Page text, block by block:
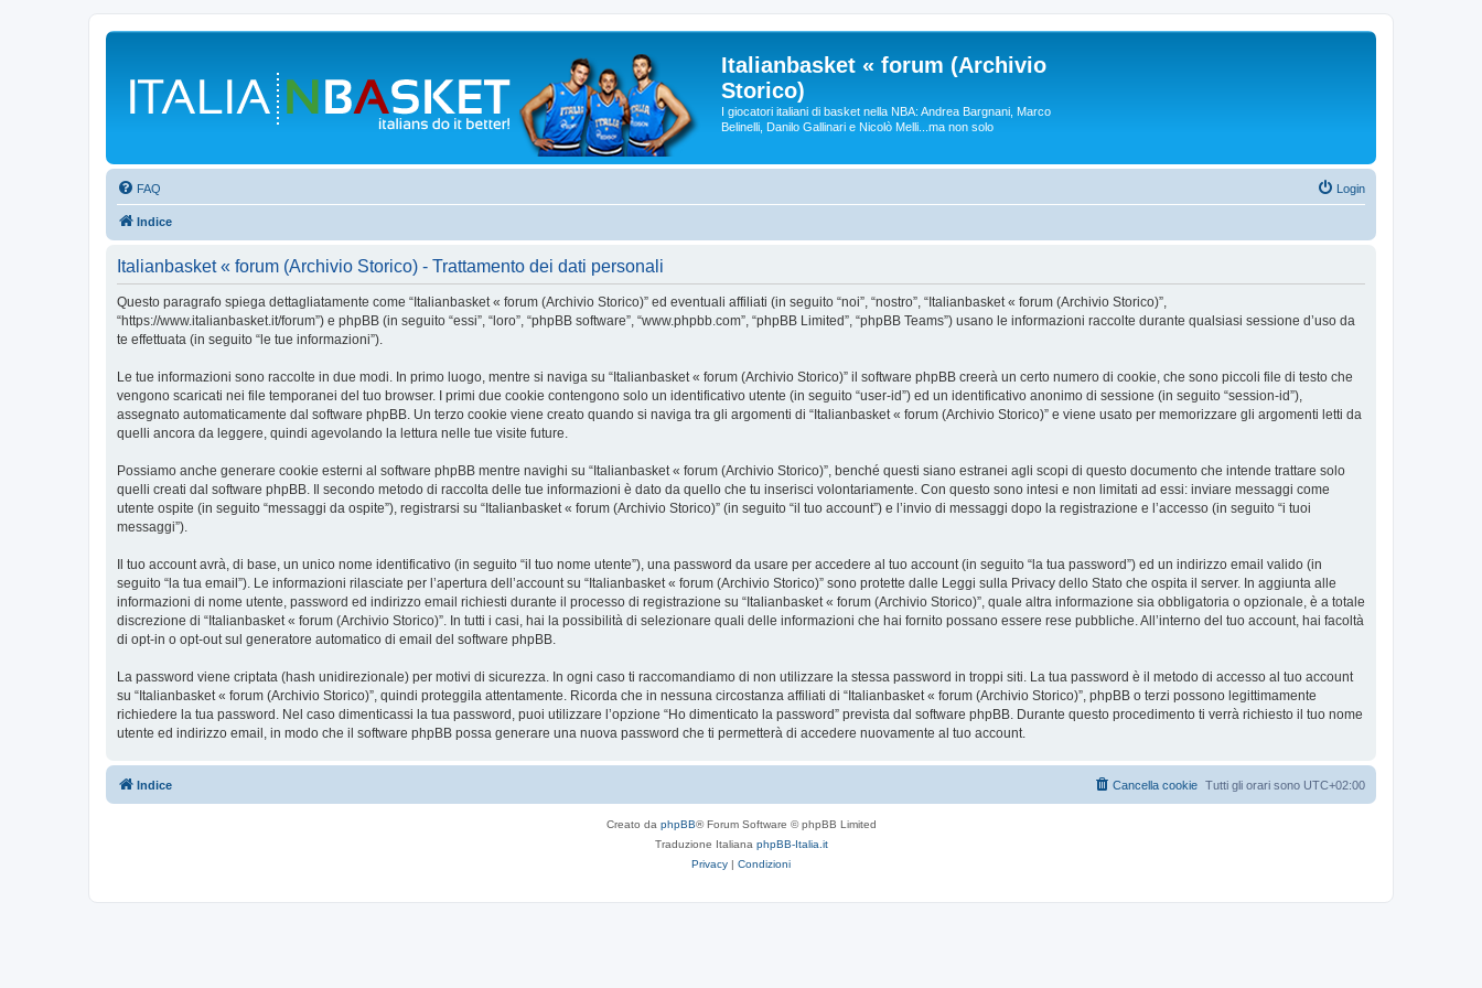
Italianbasket « forum (Archivio
Storico)
I giocatori italiani di basket nella NBA: Andrea Bargnani, Marco
Belinelli, Danilo Gallinari e Nicolò Melli...ma non solo
FAQ Login
Indice
Italianbasket « forum (Archivio Storico) - Trattamento dei dati personali
Questo paragrafo spiega dettagliatamente come “Italianbasket « forum (Archivio Storico)” ed eventuali affiliati (in seguito “noi”, “nostro”, “Italianbasket « forum (Archivio Storico)”,
“https://www.italianbasket.it/forum”) e phpBB (in seguito “essi”, “loro”, “phpBB software”, “www.phpbb.com”, “phpBB Limited”, “phpBB Teams”) usano le informazioni raccolte durante qualsiasi sessione d’uso da
te effettuata (in seguito “le tue informazioni”).
Le tue informazioni sono raccolte in due modi. In primo luogo, mentre si naviga su “Italianbasket « forum (Archivio Storico)” il software phpBB creerà un certo numero di cookie, che sono piccoli file di testo che
vengono scaricati nei file temporanei del tuo browser. I primi due cookie contengono solo un identificativo utente (in seguito “user-id”) ed un identificativo anonimo di sessione (in seguito “session-id”),
assegnato automaticamente dal software phpBB. Un terzo cookie viene creato quando si naviga tra gli argomenti di “Italianbasket « forum (Archivio Storico)” e viene usato per memorizzare gli argomenti letti da
quelli ancora da leggere, quindi agevolando la lettura nelle tue visite future.
Possiamo anche generare cookie esterni al software phpBB mentre navighi su “Italianbasket « forum (Archivio Storico)”, benché questi siano estranei agli scopi di questo documento che intende trattare solo
quelli creati dal software phpBB. Il secondo metodo di raccolta delle tue informazioni è dato da quello che tu inserisci volontariamente. Con questo sono intesi e non limitati ad essi: inviare messaggi come
utente ospite (in seguito “messaggi da ospite”), registrarsi su “Italianbasket « forum (Archivio Storico)” (in seguito “il tuo account”) e l’invio di messaggi dopo la registrazione e l’accesso (in seguito “i tuoi
messaggi”).
Il tuo account avrà, di base, un unico nome identificativo (in seguito “il tuo nome utente”), una password da usare per accedere al tuo account (in seguito “la tua password”) ed un indirizzo email valido (in
seguito “la tua email”). Le informazioni rilasciate per l’apertura dell’account su “Italianbasket « forum (Archivio Storico)” sono protette dalle Leggi sulla Privacy dello Stato che ospita il server. In aggiunta alle
informazioni di nome utente, password ed indirizzo email richiesti durante il processo di registrazione su “Italianbasket « forum (Archivio Storico)”, quale altra informazione sia obbligatoria o opzionale, è a totale
discrezione di “Italianbasket « forum (Archivio Storico)”. In tutti i casi, hai la possibilità di selezionare quali delle informazioni che hai fornito possano essere rese pubbliche. All’interno del tuo account, hai facoltà
di opt-in o opt-out sul generatore automatico di email del software phpBB.
La password viene criptata (hash unidirezionale) per motivi di sicurezza. In ogni caso ti raccomandiamo di non utilizzare la stessa password in troppi siti. La tua password è il metodo di accesso al tuo account
su “Italianbasket « forum (Archivio Storico)”, quindi proteggila attentamente. Ricorda che in nessuna circostanza affiliati di “Italianbasket « forum (Archivio Storico)”, phpBB o terzi possono legittimamente
richiedere la tua password. Nel caso dimenticassi la tua password, puoi utilizzare l’opzione “Ho dimenticato la password” prevista dal software phpBB. Durante questo procedimento ti verrà richiesto il tuo nome
utente ed indirizzo email, in modo che il software phpBB possa generare una nuova password che ti permetterà di accedere nuovamente al tuo account.
Indice Tutti gli orari sono UTC+02:00
Cancella cookie
Creato da phpBB® Forum Software © phpBB Limited
Traduzione Italiana phpBB-Italia.it
Privacy | Condizioni